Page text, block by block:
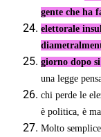
gente che ha
elettorale
giorno dopo
una legge
chi perde le
è politica, è
Molto